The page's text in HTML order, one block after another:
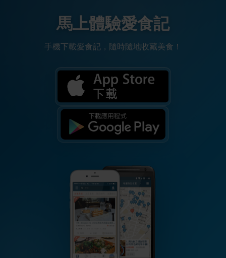
馬上體驗愛食記
手機下載愛食記，隨時隨地收藏美食！